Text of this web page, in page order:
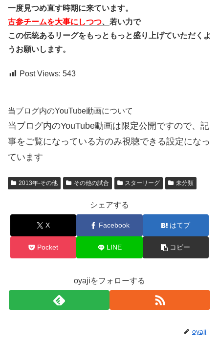
一度見つめ直す時期に来ています。
古参チームを大事にしつつ、 若い力で
この伝統あるリーグをもっともっと盛り上げていただくよ
うお願いします。
Post Views: 543
当ブログ内のYouTube動画について
当ブログ内のYouTube動画は限定公開ですので、記
事をご覧になっている方のみ視聴できる設定になっ
ています
2013年-その他 その他の試合 スターリーグ 未分類
シェアする
X Facebook はてブ
Pocket LINE コピー
oyajiをフォローする
oyaji